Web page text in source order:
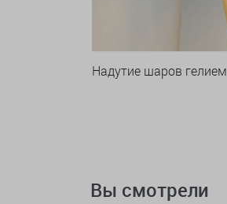
Надутие шаров гелием
Вы смотрели